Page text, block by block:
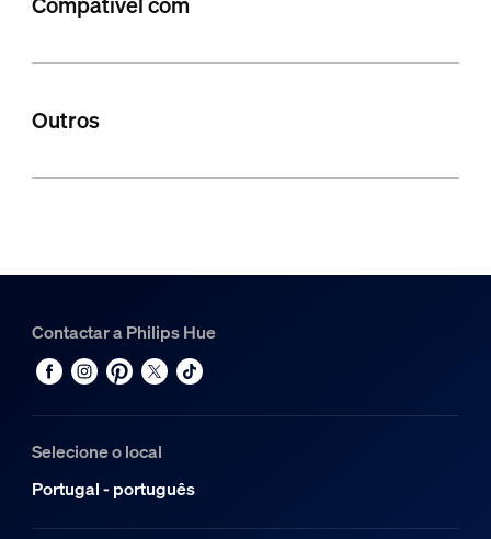
Outros
Contactar a Philips Hue
Selecione o local
Portugal - português